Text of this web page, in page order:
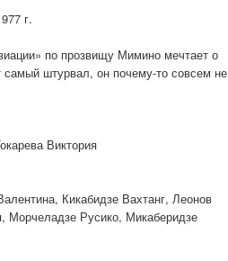
г.
по прозвищу Мимино мечтает о
самый штурвал, он почему-то совсем не
Виктория
Кикабидзе Вахтанг, Леонов
Русико, Микаберидзе